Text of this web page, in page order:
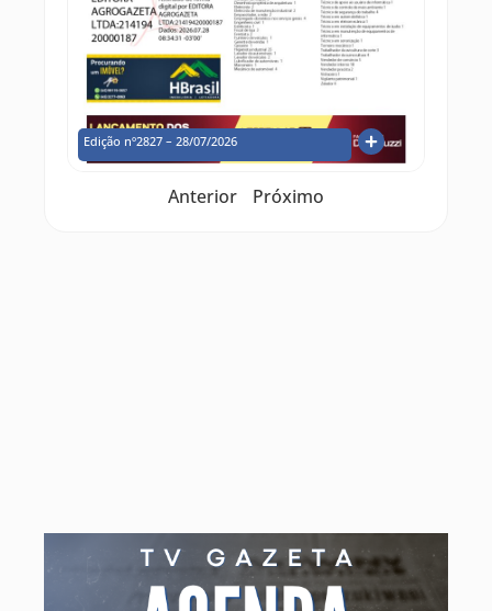
Edição nº2827 – 28/07/2026
Anterior Próximo